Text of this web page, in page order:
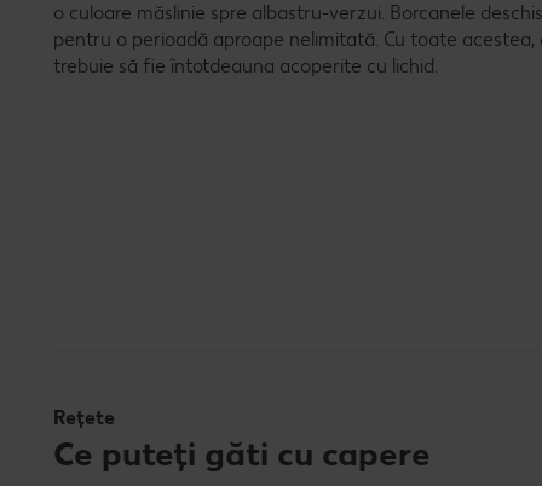
o culoare măslinie spre albastru-verzui. Borcanele
pentru o perioadă aproape nelimitată. Cu toate acestea,
trebuie să fie întotdeauna acoperite cu lichid.
Rețete
Ce puteți găti cu capere